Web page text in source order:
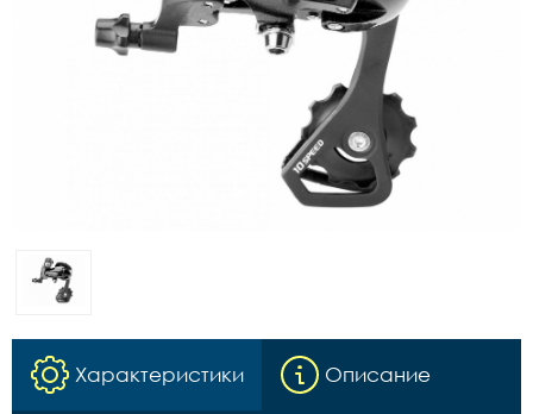
Характеристики Описание